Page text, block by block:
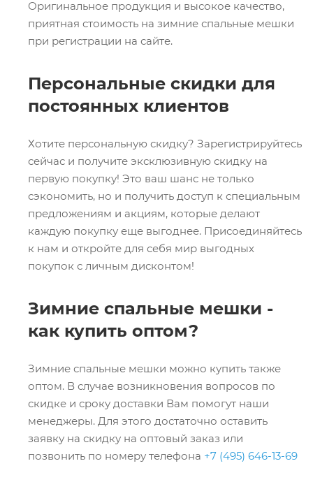
Оригинальное продукция и высокое качество,
приятная стоимость на зимние спальные мешки
при регистрации на сайте.
Персональные скидки для
постоянных клиентов
Хотите персональную скидку? Зарегистрируйтесь
сейчас и получите эксклюзивную скидку на
первую покупку! Это ваш шанс не только
сэкономить, но и получить доступ к специальным
предложениям и акциям, которые делают
каждую покупку еще выгоднее. Присоединяйтесь
к нам и откройте для себя мир выгодных
покупок с личным дисконтом!
Зимние спальные мешки -
как купить оптом?
Зимние спальные мешки можно купить также
оптом. В случае возникновения вопросов по
скидке и сроку доставки Вам помогут наши
менеджеры. Для этого достаточно оставить
заявку на скидку на оптовый заказ или
позвонить по номеру телефона +7 (495) 646-13-69